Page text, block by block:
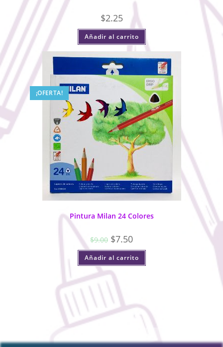
$2.25
Añadir al carrito
¡OFERTA!
Pintura Milan 24 Colores
$9.00 $7.50
Añadir al carrito